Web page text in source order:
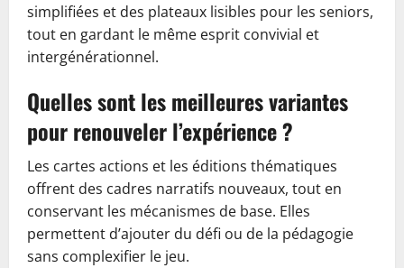
simplifiées et des plateaux lisibles pour les seniors,
tout en gardant le même esprit convivial et
intergénérationnel.
Quelles sont les meilleures variantes
pour renouveler l’expérience ?
Les cartes actions et les éditions thématiques
offrent des cadres narratifs nouveaux, tout en
conservant les mécanismes de base. Elles
permettent d’ajouter du défi ou de la pédagogie
sans complexifier le jeu.